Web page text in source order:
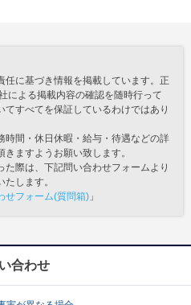
に基づき情報を掲載しています。正
による掲載内容の確認を随時行って
すべてを保証しているわけではあり
時間・休日休暇・給与・待遇などの詳
ますようお願い致します。
際は、下記問い合わせフォームより
します。
せフォーム(質問箱) 」
合わせ